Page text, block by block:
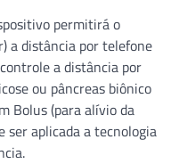
permitirá o
a distância por telefone
a distância por
ou pâncreas biônico
Bolus (para alívio da
ser aplicada a tecnologia